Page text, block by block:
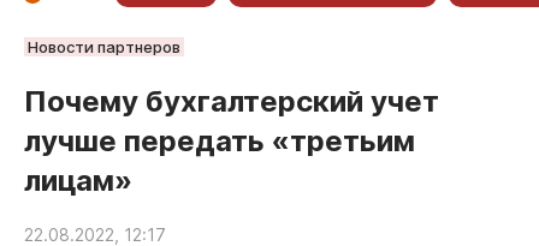
РУБРИКИ
Обнинск
Новости компаний
Статьи
Народные новости
Авто и транспорт
Новости партнеров
Почему бухгалтерский учет
лучше передать «третьим
лицам»
22.08.2022, 12:17